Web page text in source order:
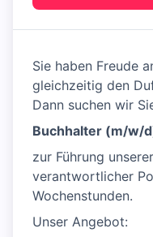
Sie haben Freude
gleichzeitig den
Dann suchen wir
Buchhalter (m/w/
zur Führung
verantwortlicher
Wochenstunden.
Unser Angebot: